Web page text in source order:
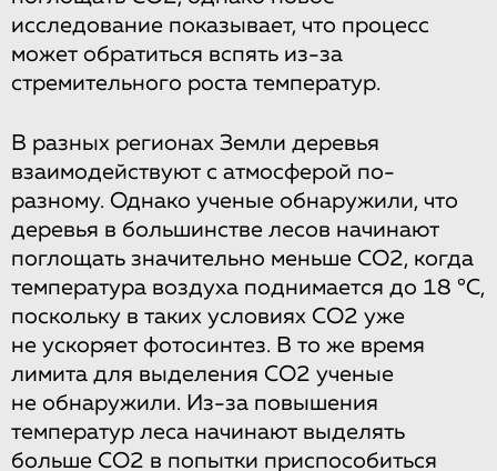
исследование показывает, что процесс
может обратиться вспять из-за
стремительного роста температур.
В разных регионах Земли деревья
взаимодействуют с атмосферой по-
разному. Однако ученые обнаружили, что
деревья в большинстве лесов начинают
поглощать значительно меньше CO2, когда
температура воздуха поднимается до 18 °С,
поскольку в таких условиях CO2 уже
не ускоряет фотосинтез. В то же время
лимита для выделения CO2 ученые
не обнаружили. Из-за повышения
температур леса начинают выделять
больше CO2 в попытки приспособиться